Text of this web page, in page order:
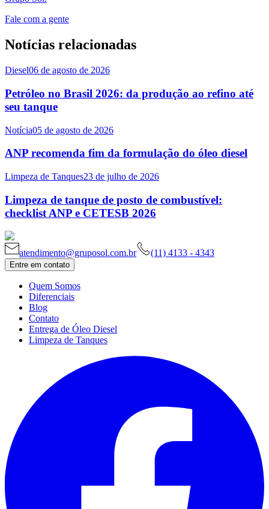
Fale com a gente
Notícias relacionadas
Diesel06 de agosto de 2026
Petróleo no Brasil 2026: da produção ao refino até
seu tanque
Notícia05 de agosto de 2026
ANP recomenda fim da formulação do óleo diesel
Limpeza de Tanques23 de julho de 2026
Limpeza de tanque de posto de combustível:
checklist ANP e CETESB 2026
atendimento@gruposol.com.br (11) 4133 - 4343
Entre em contato
Quem Somos
Diferenciais
Blog
Contato
Entrega de Óleo Diesel
Limpeza de Tanques